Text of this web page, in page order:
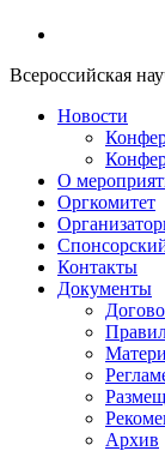
Всероссийская
Новости
О
Оргкомитет
Контакты
Документы
Архив